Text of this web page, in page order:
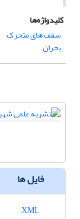
کلیدواژه‌ها
سقف های متحرک
بحران
فایل ها